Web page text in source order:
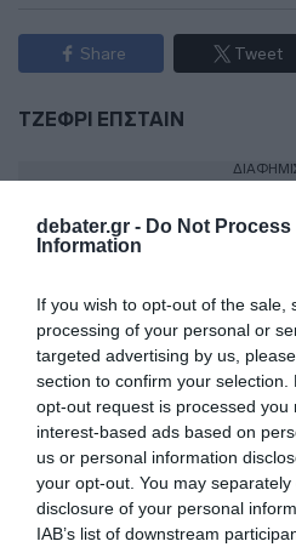
debater.gr - Do Not Process
Information
If you wish to opt-out of the sale,
processing of your personal or
targeted advertising by us,
section to confirm your
opt-out request is processed you
interest-based ads based on
us or personal information
your opt-out. You may
disclosure of your personal
IAB’s list of downstream
Share Tweet
ΤΖΕΦΡΙ ΕΠΣΤΑΙΝ